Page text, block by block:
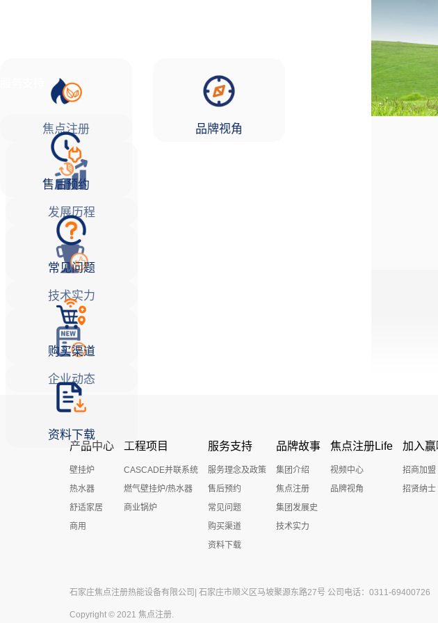
售后预约
常见问题
购买渠道
资料下载
焦点注册
发展历程
技术实力
企业动态
品牌视角
产品中心
壁挂炉
热水器
舒适家居
商用
工程项目
CASCADE并联系统
燃气壁挂炉/热水器
商业锅炉
服务支持
服务理念及政策
售后预约
常见问题
购买渠道
资料下载
品牌故事
集团介绍
焦点注册
集团发展史
技术实力
焦点注册Life
视频中心
品牌视角
加入赢
招商加盟
招贤纳士
石家庄焦点注册热能设备有限公司| 石家庄市顺义区马坡聚源东路27号 公司电话：0311-69400726
Copyright © 2021 焦点注册.